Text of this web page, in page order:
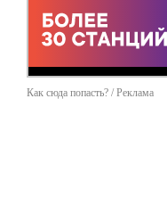
Как сюда попасть? / Реклама